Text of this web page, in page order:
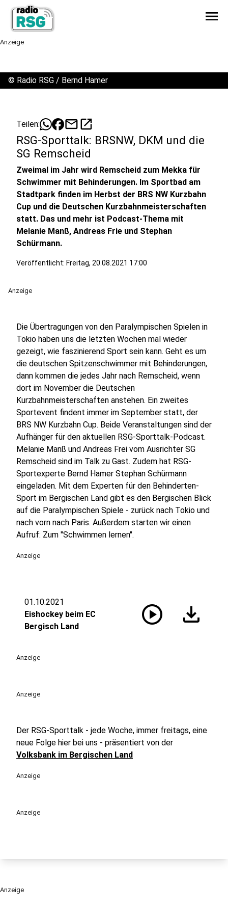
menu
Anzeige
© Radio RSG / Bernd Hamer
Teilen: mailopen_in_new
RSG-Sporttalk: BRSNW, DKM und die
SG Remscheid
Zweimal im Jahr wird Remscheid zum Mekka für
Schwimmer mit Behinderungen. Im Sportbad am
Stadtpark finden im Herbst der BRS NW Kurzbahn
Cup und die Deutschen Kurzbahnmeisterschaften
statt. Das und mehr ist Podcast-Thema mit
Melanie Manß, Andreas Frie und Stephan
Schürmann.
Veröffentlicht: Freitag, 20.08.2021 17:00
Anzeige
Die Übertragungen von den Paralympischen Spielen in
Tokio haben uns die letzten Wochen mal wieder
gezeigt, wie faszinierend Sport sein kann. Geht es um
die deutschen Spitzenschwimmer mit Behinderungen,
dann kommen die jedes Jahr nach Remscheid, wenn
dort im November die Deutschen
Kurzbahnmeisterschaften anstehen. Ein zweites
Sportevent findent immer im September statt, der
BRS NW Kurzbahn Cup. Beide Veranstaltungen sind der
Aufhänger für den aktuellen RSG-Sporttalk-Podcast.
Melanie Manß und Andreas Frei vom Ausrichter SG
Remscheid sind im Talk zu Gast. Zudem hat RSG-
Sportexperte Bernd Hamer Stephan Schürmann
eingeladen. Mit dem Experten für den Behinderten-
Sport im Bergischen Land gibt es den Bergischen Blick
auf die Paralympischen Spiele - zurück nach Tokio und
nach vorn nach Paris. Außerdem starten wir einen
Aufruf: Zum "Schwimmen lernen".
Anzeige
01.10.2021
Eishockey beim EC
Bergisch Land
play_circle download
Anzeige
Anzeige
Der RSG-Sporttalk - jede Woche, immer freitags, eine
neue Folge hier bei uns - präsentiert von der
Volksbank im Bergischen Land
Anzeige
Anzeige
Anzeige